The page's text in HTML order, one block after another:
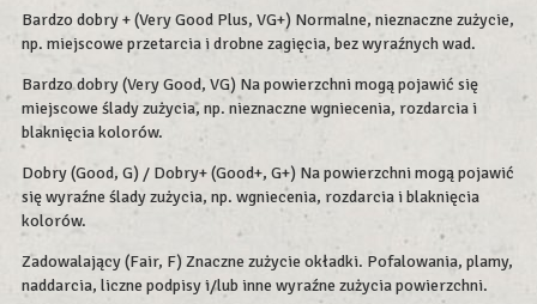
Bardzo dobry + (Very Good Plus, VG+) Normalne, nieznaczne zużycie,
np. miejscowe przetarcia i drobne zagięcia, bez wyraźnych wad.
Bardzo dobry (Very Good, VG) Na powierzchni mogą pojawić się
miejscowe ślady zużycia, np. nieznaczne wgniecenia, rozdarcia i
blaknięcia kolorów.
Dobry (Good, G) / Dobry+ (Good+, G+) Na powierzchni mogą pojawić
się wyraźne ślady zużycia, np. wgniecenia, rozdarcia i blaknięcia
kolorów.
Zadowalający (Fair, F) Znaczne zużycie okładki. Pofalowania, plamy,
naddarcia, liczne podpisy i/lub inne wyraźne zużycia powierzchni.